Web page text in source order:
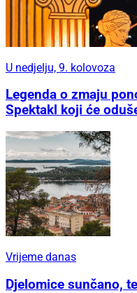
U nedjelju, 9. kolovoza
Legenda o zmaju
Spektakl koji će
Vrijeme danas
Djelomice sunčano,